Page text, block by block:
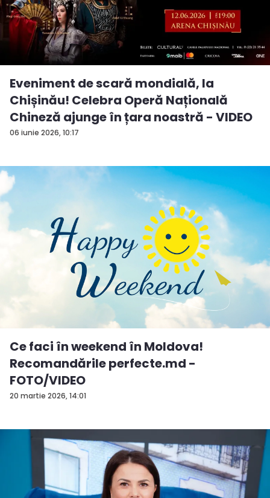
06 iunie 2026, 10:17
Eveniment de scară mondială, la
Chișinău! Celebra Operă Națională
Chineză ajunge în țara noastră - VIDEO
20 martie 2026, 14:01
Ce faci în weekend în Moldova!
Recomandările perfecte.md -
FOTO/VIDEO